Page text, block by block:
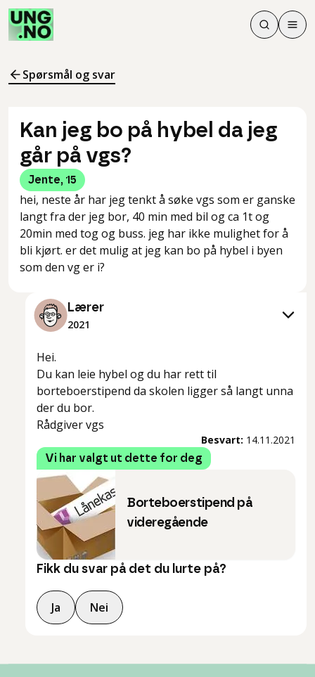
Søk
Søk
Meny
Spørsmål og svar
Kan jeg bo på hybel da jeg
går på vgs?
Jente, 15
hei, neste år har jeg tenkt å søke vgs som er ganske
langt fra der jeg bor, 40 min med bil og ca 1t og
20min med tog og buss. jeg har ikke mulighet for å
bli kjørt. er det mulig at jeg kan bo på hybel i byen
som den vg er i?
Lærer
2021
Hei.
Du kan leie hybel og du har rett til
borteboerstipend da skolen ligger så langt unna
der du bor.
Rådgiver vgs
Besvart: 14.11.2021
Vi har valgt ut dette for deg
Borteboerstipend på
videregående
Fikk du svar på det du lurte på?
Ja Nei